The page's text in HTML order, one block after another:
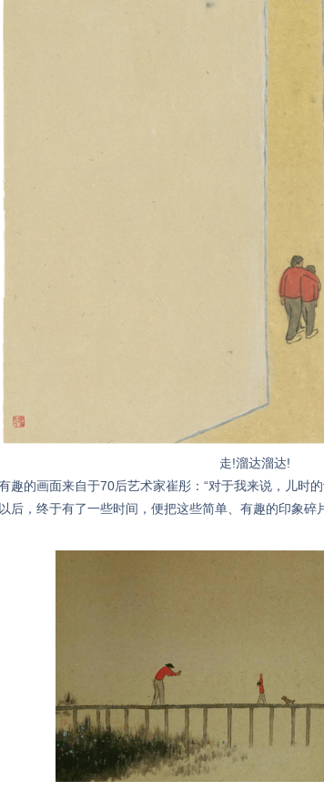
走!溜达溜达!
的画面来自于70后艺术家崔彤：“对于我来说，儿时
后，终于有了一些时间，便把这些简单、有趣的印象